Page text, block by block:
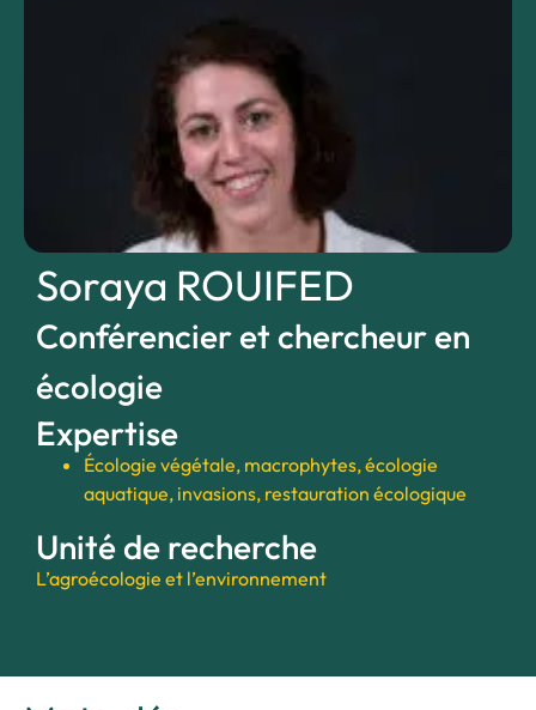
Soraya ROUIFED
Conférencier et chercheur en
écologie
Expertise
Écologie végétale, macrophytes, écologie
aquatique, invasions, restauration écologique
Unité de recherche
L’agroécologie et l’environnement